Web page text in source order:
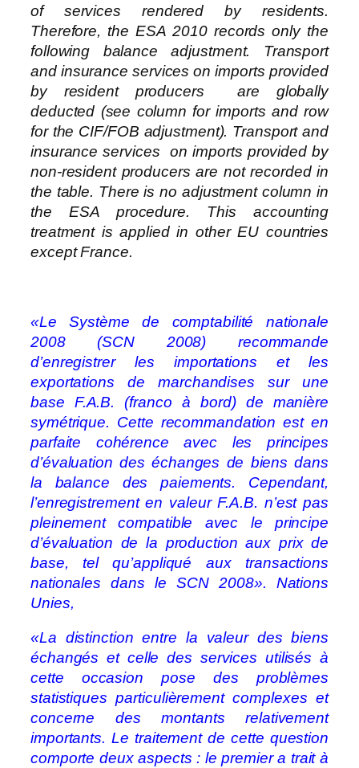
of services rendered by residents.
Therefore, the ESA 2010 records only the
following balance adjustment. Transport
and insurance services on imports provided
by resident producers are globally
deducted (see column for imports and row
for the CIF/FOB adjustment). Transport and
insurance services on imports provided by
non-resident producers are not recorded in
the table. There is no adjustment column in
the ESA procedure. This accounting
treatment is applied in other EU countries
except France.
«Le Système de comptabilité nationale
2008 (SCN 2008) recommande
d’enregistrer les importations et les
exportations de marchandises sur une
base F.A.B. (franco à bord) de manière
symétrique. Cette recommandation est en
parfaite cohérence avec les principes
d’évaluation des échanges de biens dans
la balance des paiements. Cependant,
l’enregistrement en valeur F.A.B. n’est pas
pleinement compatible avec le principe
d’évaluation de la production aux prix de
base, tel qu’appliqué aux transactions
nationales dans le SCN 2008». Nations
Unies,
«La distinction entre la valeur des biens
échangés et celle des services utilisés à
cette occasion pose des problèmes
statistiques particulièrement complexes et
concerne des montants relativement
importants. Le traitement de cette question
comporte deux aspects : le premier a trait à